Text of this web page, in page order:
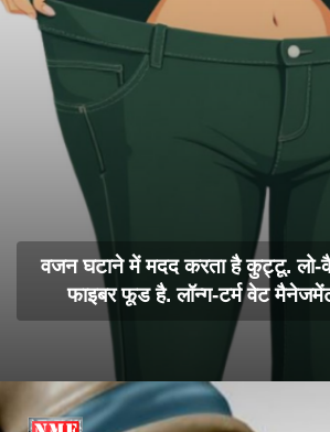
वजन घटाने में मदद करता है कुट्टू. लो-
फाइबर फूड है. लॉन्ग-टर्म वेट